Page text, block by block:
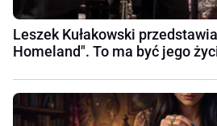
Leszek Kułakowski
Homeland". To ma być jego